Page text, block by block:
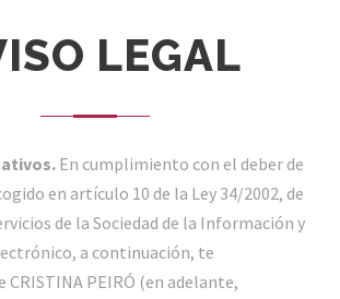
LEGAL
En cumplimiento con el deber de
en artículo 10 de la Ley 34/2002, de
de la Sociedad de la Información y
a continuación, te
PEIRÓ (en adelante,